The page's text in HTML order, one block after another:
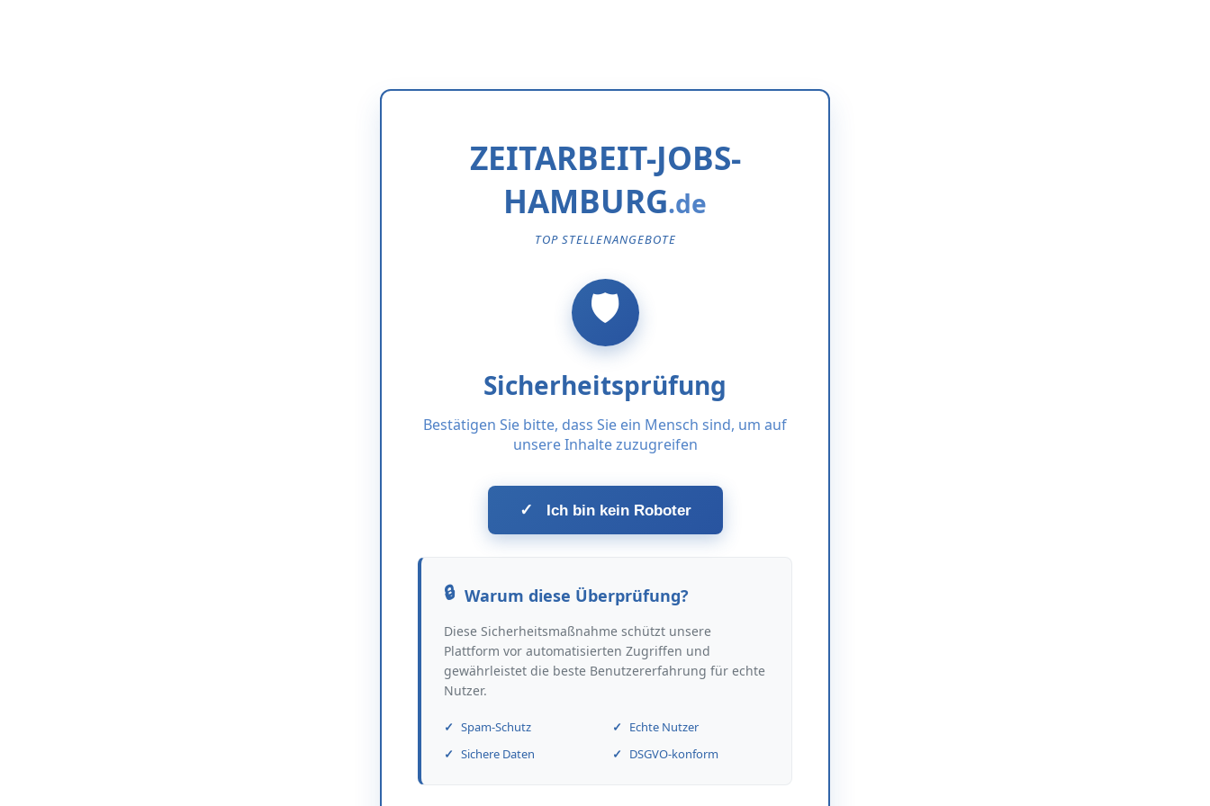
ZEITARBEIT-JOBS-
HAMBURG
TOP STELLENANGEBOTE
Sicherheitsprüfung
Bestätigen Sie bitte, dass Sie ein Mensch sind, um auf
unsere Inhalte zuzugreifen
✓ Ich bin kein Roboter
Warum diese Überprüfung?
Diese Sicherheitsmaßnahme schützt unsere
Plattform vor automatisierten Zugriffen und
gewährleistet die beste Benutzererfahrung für echte
Nutzer.
Spam-Schutz
Echte Nutzer
Sichere Daten
DSGVO-konform